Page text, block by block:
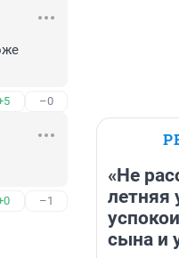
–0
–1
«Не
летняя
сына и